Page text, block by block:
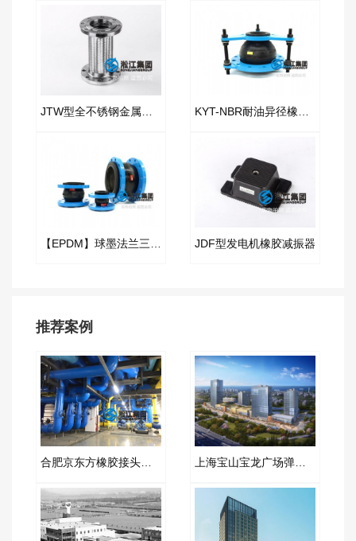
JTW型全不锈钢金属软接空压机 KYT-NBR耐油异径橡胶接头
【EPDM】球墨法兰三元乙丙橡胶软接头 JDF型发电机橡胶减振器
推荐案例
合肥京东方橡胶接头项目案例 上海宝山宝龙广场弹簧减震器合同